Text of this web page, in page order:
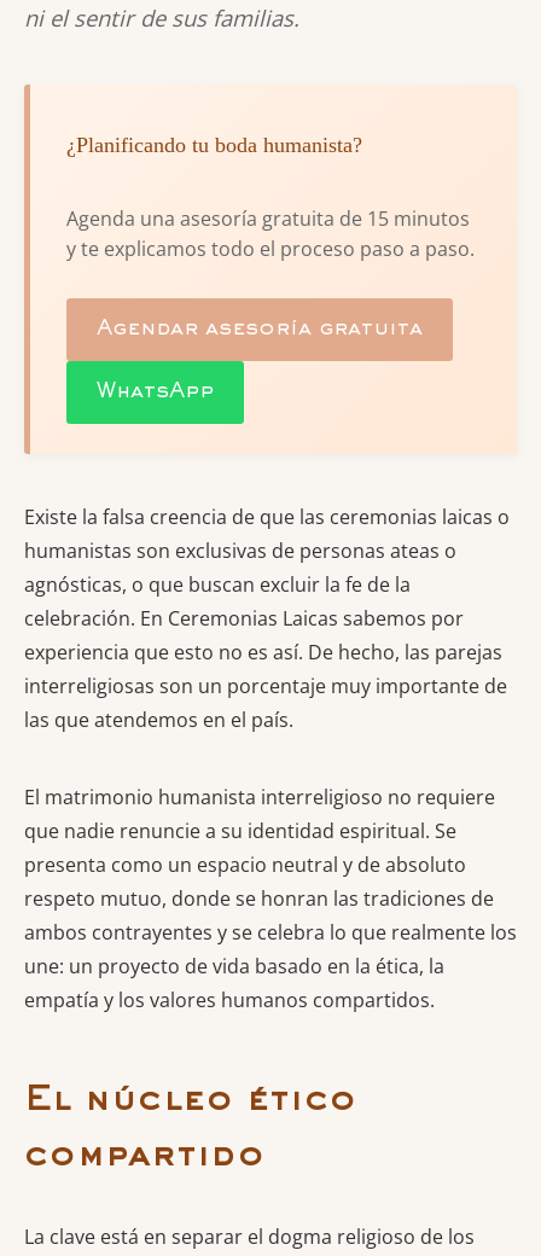
ni el sentir de sus familias.
¿Planificando tu boda humanista?
Agenda una asesoría gratuita de 15 minutos
y te explicamos todo el proceso paso a paso.
Agendar asesoría gratuita
WhatsApp
Existe la falsa creencia de que las ceremonias laicas o
humanistas son exclusivas de personas ateas o
agnósticas, o que buscan excluir la fe de la
celebración. En Ceremonias Laicas sabemos por
experiencia que esto no es así. De hecho, las parejas
interreligiosas son un porcentaje muy importante de
las que atendemos en el país.
El matrimonio humanista interreligioso no requiere
que nadie renuncie a su identidad espiritual. Se
presenta como un espacio neutral y de absoluto
respeto mutuo, donde se honran las tradiciones de
ambos contrayentes y se celebra lo que realmente los
une: un proyecto de vida basado en la ética, la
empatía y los valores humanos compartidos.
El núcleo ético
compartido
La clave está en separar el dogma religioso de los